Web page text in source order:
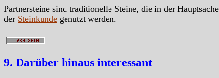
Partnersteine sind traditionelle Steine, die in der
der Steinkunde genutzt werden.
9. Darüber hinaus interessant